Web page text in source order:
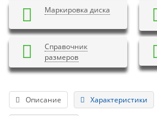
Маркировка диска
Справочник
размеров
Описание Характеристики